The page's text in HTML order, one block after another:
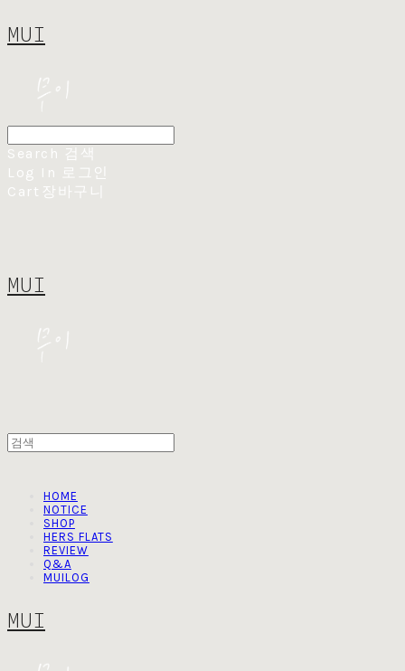
MUI
Search 검색
Log In 로그인
Cart 장바구니
MUI
HOME
NOTICE
SHOP
HERS FLATS
REVIEW
Q&A
MUILOG
MUI